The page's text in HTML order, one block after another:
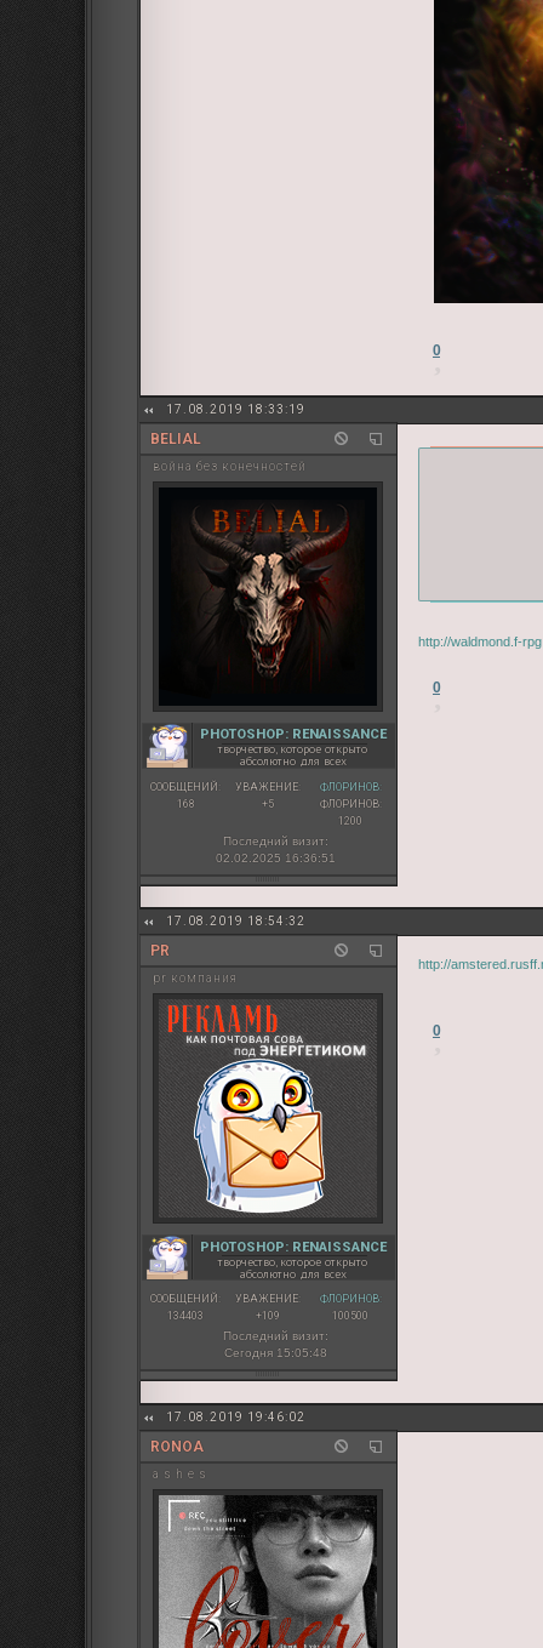
0
17.08.2019 18:33:19
BELIAL
война без конечностей
PHOTOSHOP: RENAISSANCE
творчество, которое открыто
абсолютно для всех
СООБЩЕНИЙ:
168
УВАЖЕНИЕ:
+5
ФЛОРИНОВ:
ФЛОРИНОВ:
1200
Последний визит:
02.02.2025 16:36:51
http://waldmond.f-
0
17.08.2019 18:54:32
PR
pr компания
PHOTOSHOP: RENAISSANCE
творчество, которое открыто
абсолютно для всех
СООБЩЕНИЙ:
134403
УВАЖЕНИЕ:
+109
ФЛОРИНОВ:
100500
Последний визит:
Сегодня 15:05:48
http://
0
17.08.2019 19:46:02
RONOA
a s h e s